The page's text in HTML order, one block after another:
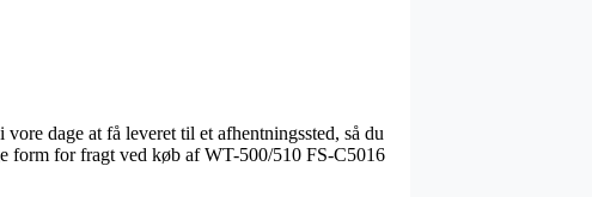
dage at få leveret til et afhentningssted, så du
form for fragt ved køb af WT-500/510 FS-C5016